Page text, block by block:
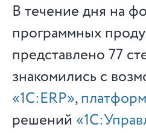
В течение дня на
программных
представлено 77
знакомились с
«1С:ERP»,
решений